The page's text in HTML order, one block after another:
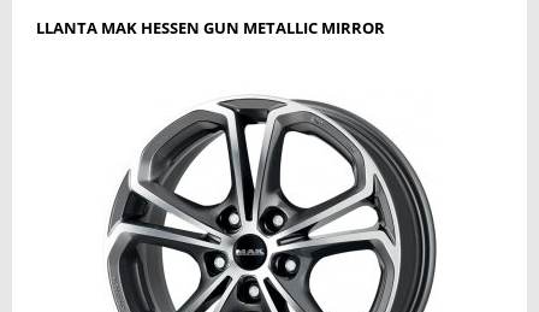
LLANTA MAK HESSEN GUN METALLIC MIRROR